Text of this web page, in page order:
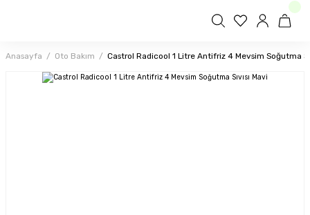
Anasayfa Oto Bakım Castrol Radicool 1 Litre Antifriz 4 Mevsim Soğutma